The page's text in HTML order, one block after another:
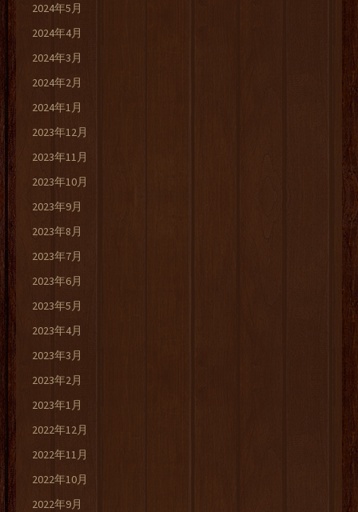
2024年5月
2024年4月
2024年3月
2024年2月
2024年1月
2023年12月
2023年11月
2023年10月
2023年9月
2023年8月
2023年7月
2023年6月
2023年5月
2023年4月
2023年3月
2023年2月
2023年1月
2022年12月
2022年11月
2022年10月
2022年9月